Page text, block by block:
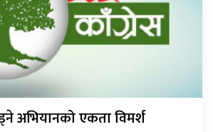
अभियानको एकता विमर्श